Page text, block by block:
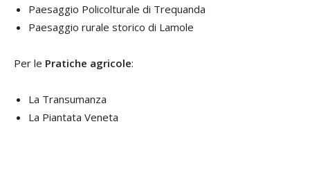
Paesaggio Policolturale di Trequanda
Paesaggio rurale storico di Lamole
Per le Pratiche agricole:
La Transumanza
La Piantata Veneta